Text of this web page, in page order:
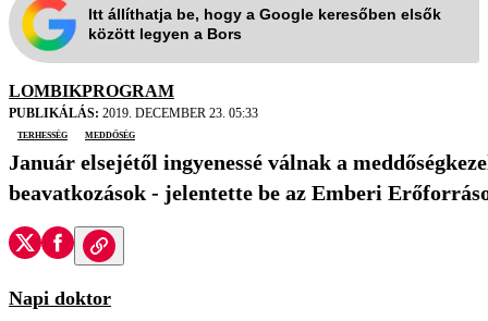
Itt állíthatja be, hogy a Google keresőben elsők
között legyen a Bors
LOMBIKPROGRAM
PUBLIKÁLÁS: 2019. DECEMBER 23. 05:33
terhesség
meddőség
Január elsejétől ingyenessé válnak a
beavatkozások - jelentette be az Emberi
Napi doktor